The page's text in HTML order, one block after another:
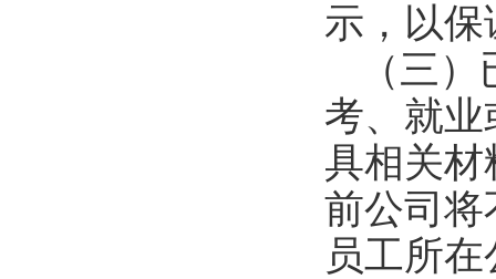
示，以
（三
考、就
具相关
前公司将
员工所